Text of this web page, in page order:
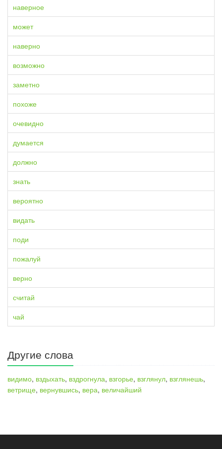
наверное
может
наверно
возможно
заметно
похоже
очевидно
думается
должно
знать
вероятно
видать
поди
пожалуй
верно
считай
чай
Другие слова
видимо, вздыхать, вздрогнула, взгорье, взглянул, взглянешь,
ветрище, вернувшись, вера, величайший